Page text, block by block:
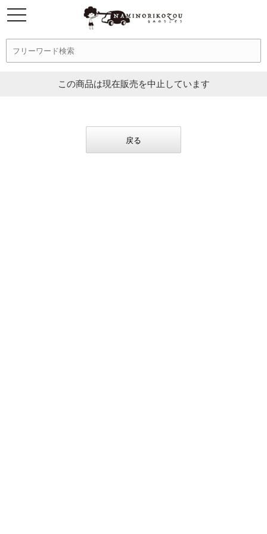
この商品は現在販売を中止しています
戻る